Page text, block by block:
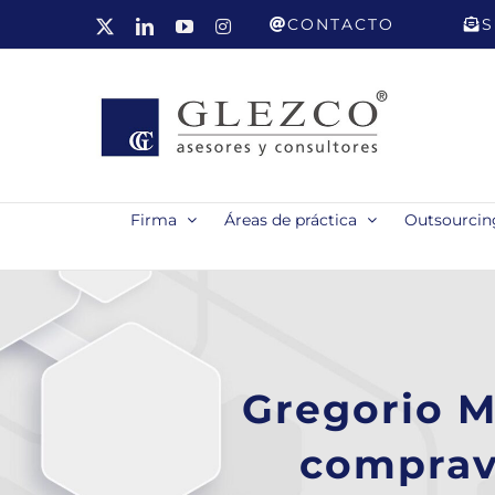
LinkedInYouTubeInstagramCONTACTO
Firma Áreas de práctica
Gregorio